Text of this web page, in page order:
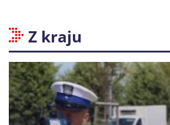
Z kraju